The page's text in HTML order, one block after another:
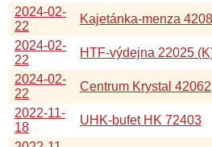
2024-02-
22
Kajetánka-menza
2024-02-
22
HTF-výdejna 22025
2024-02-
22
Centrum Krystal 42062
2022-11-
18
UHK-bufet HK 72403